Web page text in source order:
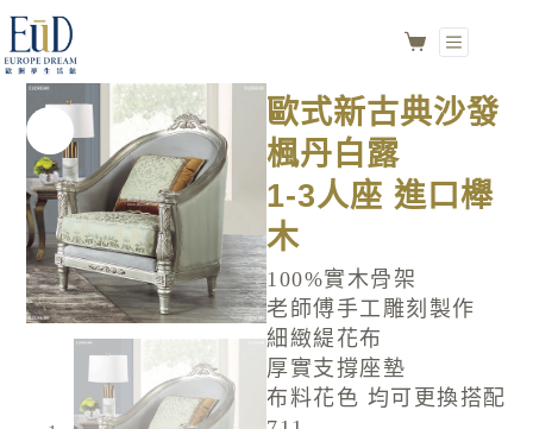
1-3人座 進口櫸木
歐式新古典沙發
楓丹白露
1-3人座 進口櫸
木
100%實木骨架
老師傅手工雕刻製作
細緻緹花布
厚實支撐座墊
布料花色 均可更換搭配